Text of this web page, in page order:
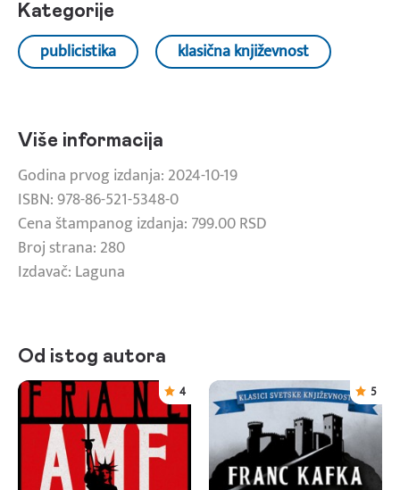
Kategorije
publicistika klasična književnost
Više informacija
Godina prvog izdanja: 2024-10-19
ISBN: 978-86-521-5348-0
Cena štampanog izdanja: 799.00 RSD
Broj strana: 280
Izdavač: Laguna
Od istog autora
4
5